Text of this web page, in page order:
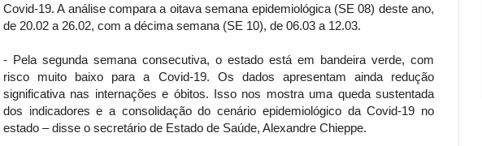
Covid-19. A análise compara a oitava semana epidemiológica (SE 08) deste ano,
de 20.02 a 26.02, com a décima semana (SE 10), de 06.03 a 12.03.
- Pela segunda semana consecutiva, o estado está em bandeira verde, com
risco muito baixo para a Covid-19. Os dados apresentam ainda redução
significativa nas internações e óbitos. Isso nos mostra uma queda sustentada
dos indicadores e a consolidação do cenário epidemiológico da Covid-19 no
estado – disse o secretário de Estado de Saúde, Alexandre Chieppe.